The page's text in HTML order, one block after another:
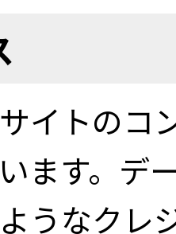
イトのコ
ます。デ
うなクレ